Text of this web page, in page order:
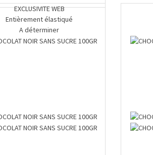
EXCLUSIVITE WEB
Entièrement élastiqué
A déterminer